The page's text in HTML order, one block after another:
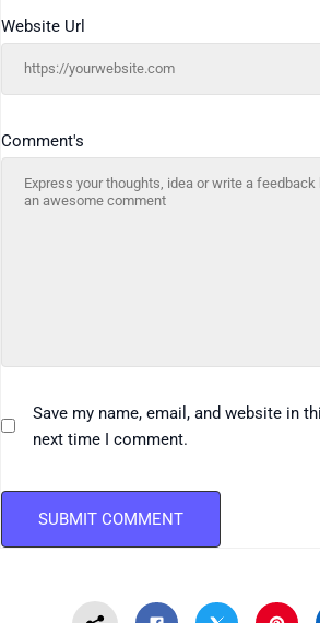
Comment's
Website Url
Save my name, email, and website in
next time I comment.